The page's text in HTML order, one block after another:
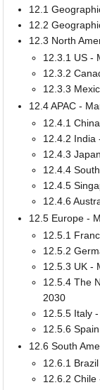
12.1
12.2
12.3 North
12.3.1 US -
12.3.2
12.3.3
12.4 APAC -
12.4.1
12.4.2 India
12.4.3
12.4.4
12.4.5
12.4.6
12.5 Europe -
12.5.1
12.5.2
12.5.3 UK -
12.5.4 The
2030
12.5.5 Italy
12.5.6
12.6 South
12.6.1
12.6.2